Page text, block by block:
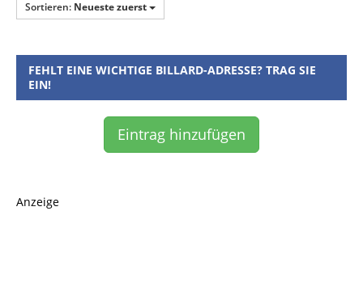
Sortieren: Neueste zuerst
FEHLT EINE WICHTIGE BILLARD-ADRESSE? TRAG SIE
EIN!
Eintrag hinzufügen
Anzeige